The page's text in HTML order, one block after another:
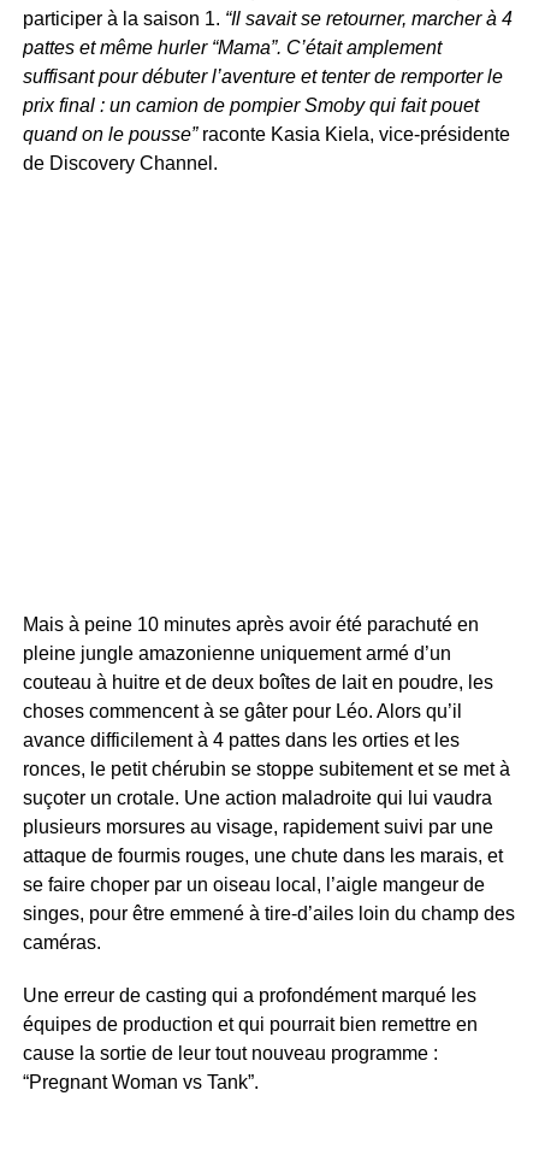
participer à la saison 1. “Il savait se retourner, marcher à 4
pattes et même hurler “Mama”. C’était amplement
suffisant pour débuter l’aventure et tenter de remporter le
prix final : un camion de pompier Smoby qui fait pouet
quand on le pousse”raconte Kasia Kiela, vice-présidente
de Discovery Channel.
Mais à peine 10 minutes après avoir été parachuté en
pleine jungle amazonienne uniquement armé d’un
couteau à huitre et de deux boîtes de lait en poudre, les
choses commencent à se gâter pour Léo. Alors qu’il
avance difficilement à 4 pattes dans les orties et les
ronces, le petit chérubin se stoppe subitement et se met à
suçoter un crotale. Une action maladroite qui lui vaudra
plusieurs morsures au visage, rapidement suivi par une
attaque de fourmis rouges, une chute dans les marais, et
se faire choper par un oiseau local, l’aigle mangeur de
singes, pour être emmené à tire-d’ailes loin du champ des
caméras.
Une erreur de casting qui a profondément marqué les
équipes de production et qui pourrait bien remettre en
cause la sortie de leur tout nouveau programme :
“Pregnant Woman vs Tank”.